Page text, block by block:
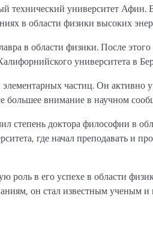
университет Афин.
в области физики высоких
в области физики. После
университета в
частиц. Он активно
большее внимание в научном
степень доктора философии в
где начал преподавать и
роль в его успехе в области
он стал известным ученым и